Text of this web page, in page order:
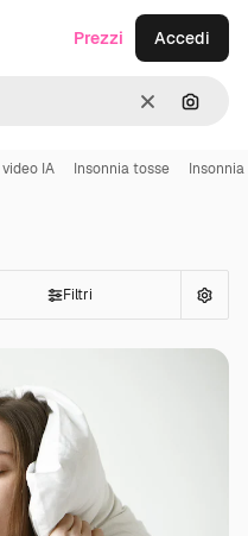
CancellaCerca
Prezzi Accedi
IA Insonnia tosse
Filtri